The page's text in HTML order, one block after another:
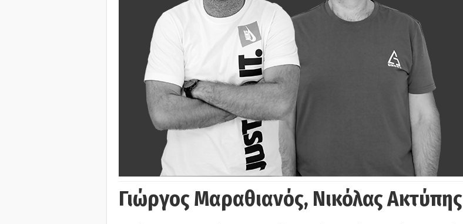
Γιώργος Μαραθιανός, Νικόλας Ακτύπης